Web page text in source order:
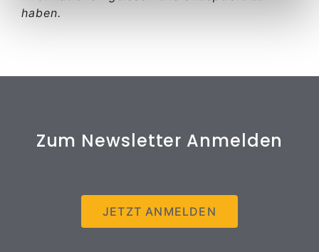
haben.
Zum Newsletter Anmelden
JETZT ANMELDEN